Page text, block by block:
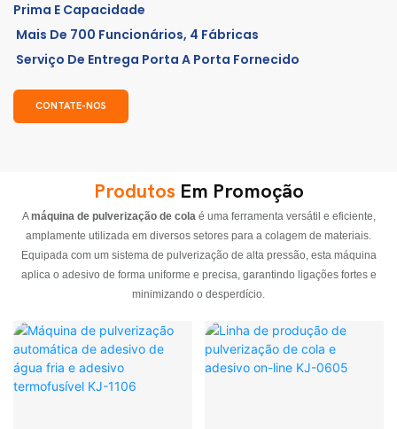
Prima E Capacidade
Mais De 700 Funcionários, 4 Fábricas
Serviço De Entrega Porta A Porta Fornecido
CONTATE-NOS
Produtos Em Promoção
A máquina de pulverização de cola é uma ferramenta versátil e eficiente,
amplamente utilizada em diversos setores para a colagem de materiais.
Equipada com um sistema de pulverização de alta pressão, esta máquina
aplica o adesivo de forma uniforme e precisa, garantindo ligações fortes e
minimizando o desperdício.